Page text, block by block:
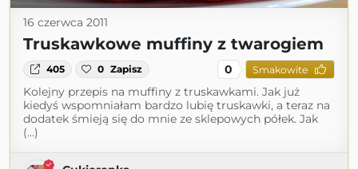
16 czerwca 2011
Truskawkowe muffiny z twarogiem
405 0 Zapisz 0 Smakowite
Kolejny przepis na muffiny z truskawkami. Jak już
kiedyś wspomniałam bardzo lubię truskawki, a teraz na
dodatek śmieją się do mnie ze sklepowych półek. Jak
(...)